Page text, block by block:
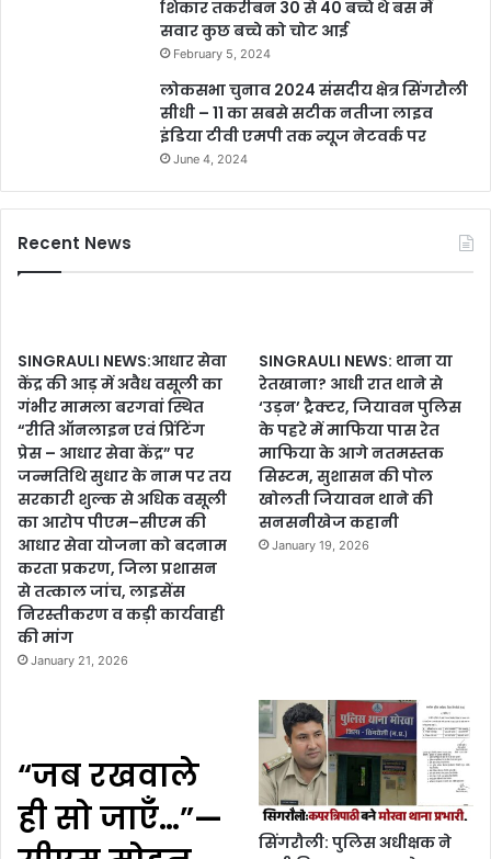
शिकार तकरीबन 30 से 40 बच्चे थे बस में
सवार कुछ बच्चे को चोट आई
February 5, 2024
लोकसभा चुनाव 2024 संसदीय क्षेत्र सिंगरौली
सीधी – 11 का सबसे सटीक नतीजा लाइव
इंडिया टीवी एमपी तक न्यूज नेटवर्क पर
June 4, 2024
Recent News
SINGRAULI NEWS:आधार सेवा
केंद्र की आड़ में अवैध वसूली का
गंभीर मामला बरगवां स्थित
“रीति ऑनलाइन एवं प्रिंटिंग
प्रेस – आधार सेवा केंद्र” पर
जन्मतिथि सुधार के नाम पर तय
सरकारी शुल्क से अधिक वसूली
का आरोप पीएम–सीएम की
आधार सेवा योजना को बदनाम
करता प्रकरण, जिला प्रशासन
से तत्काल जांच, लाइसेंस
निरस्तीकरण व कड़ी कार्यवाही
की मांग
January 21, 2026
SINGRAULI NEWS: थाना या
रेतखाना? आधी रात थाने से
‘उड़न’ ट्रैक्टर, जियावन पुलिस
के पहरे में माफिया पास रेत
माफिया के आगे नतमस्तक
सिस्टम, सुशासन की पोल
खोलती जियावन थाने की
सनसनीखेज कहानी
January 19, 2026
“जब रखवाले
ही सो जाएँ…”—
सिंगरौली: पुलिस अधीक्षक ने